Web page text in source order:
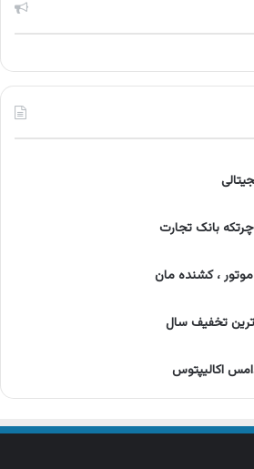
بانک تجارت
، کشنده مان
تخفیف سال
اکالیپتوس